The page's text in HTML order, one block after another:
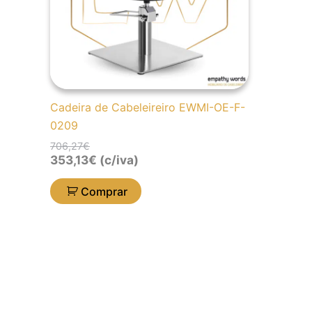
Cadeira de Cabeleireiro EWMI-OE-F-
0209
706,27€
353,13€ (c/iva)
Comprar